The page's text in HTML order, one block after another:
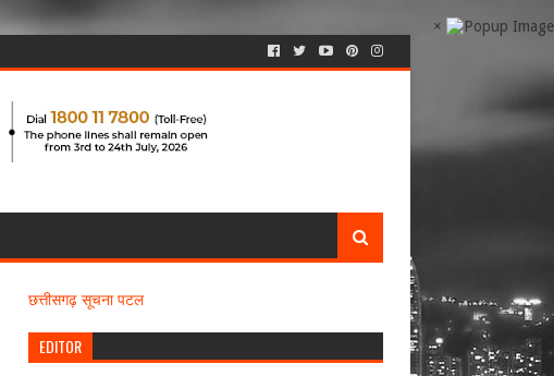
×
छत्तीसगढ़ सूचना पटल
EDITOR